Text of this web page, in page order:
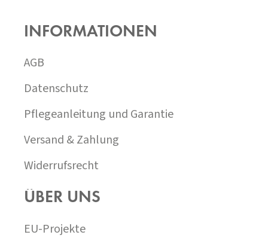
INFORMATIONEN
AGB
Datenschutz
Pflegeanleitung und Garantie
Versand & Zahlung
Widerrufsrecht
ÜBER UNS
EU-Projekte